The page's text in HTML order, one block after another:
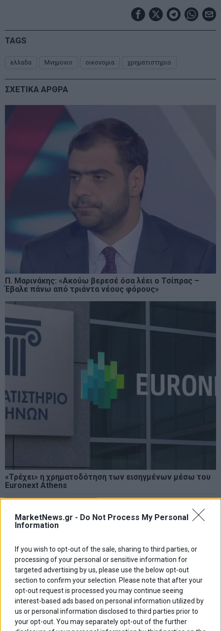
MarketNews.gr - Do Not Process My Personal
Information
If you wish to opt-out of the sale, sharing to third parties, or
processing of your personal or sensitive information for
targeted advertising by us, please use the below opt-out
section to confirm your selection. Please note that after your
opt-out request is processed you may continue seeing
interest-based ads based on personal information utilized by
us or personal information disclosed to third parties prior to
your opt-out. You may separately opt-out of the further
TAGS
ελλαδα Μνημονιο οικονομια χρηματιστηριο
ΣΧΕΤΙΚΑ ΑΡΘΡΑ
Π. Μαρινάκης: «Ακούω βερεσέ όσα λέει ο Τσίπρας –
Έβαλε πάνω από τριάντα νέους φόρους»
«Τρέχει» η χρηματοδότηση των εισηγμένων μέσω του
Euronext Athens